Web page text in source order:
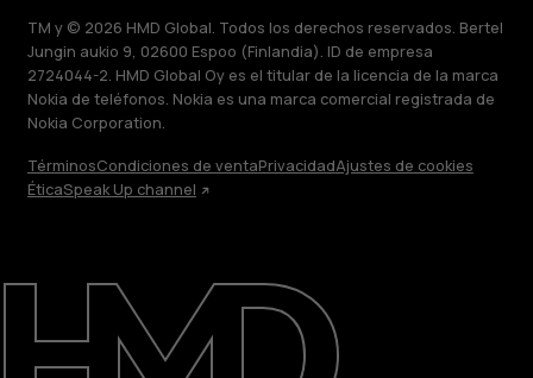
Reparar, reutilizar, reciclar
Sostenibilidad
Asistencia
TM y © 2026 HMD Global. Todos los derechos reservados. Bertel
Jungin aukio 9, 02600 Espoo (Finlandia). ID de empresa
2724044-2. HMD Global Oy es el titular de la licencia de la marca
Nokia de teléfonos. Nokia es una marca comercial registrada de
Nokia Corporation.
TérminosCondiciones de ventaPrivacidadAjustes de cookies
ÉticaSpeak Up channel